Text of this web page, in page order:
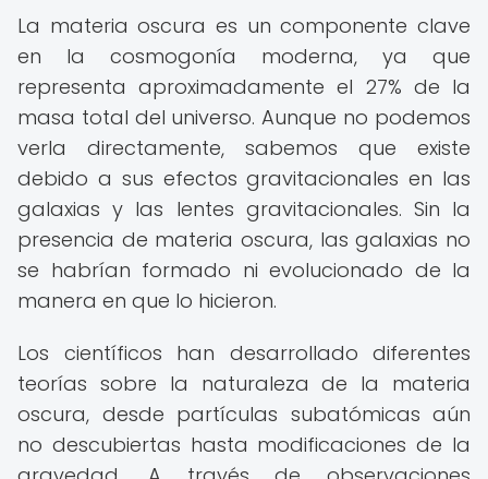
La materia oscura es un componente clave
en la cosmogonía moderna, ya que
representa aproximadamente el 27% de la
masa total del universo. Aunque no podemos
verla directamente, sabemos que existe
debido a sus efectos gravitacionales en las
galaxias y las lentes gravitacionales. Sin la
presencia de materia oscura, las galaxias no
se habrían formado ni evolucionado de la
manera en que lo hicieron.
Los científicos han desarrollado diferentes
teorías sobre la naturaleza de la materia
oscura, desde partículas subatómicas aún
no descubiertas hasta modificaciones de la